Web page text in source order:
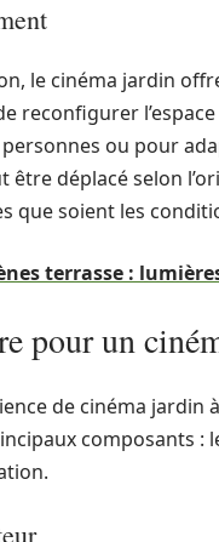
le cinéma jardin
reconfigurer
ou pour
être déplacé selon
que soient les
terrasse :
pour un
de cinéma
composants :